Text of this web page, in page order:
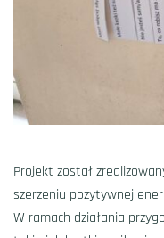
Projekt został
szerzeniu pozytywnej
W ramach działania